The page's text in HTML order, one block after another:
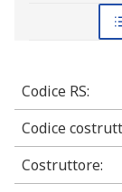
Codice RS:
Codice
Costruttore: